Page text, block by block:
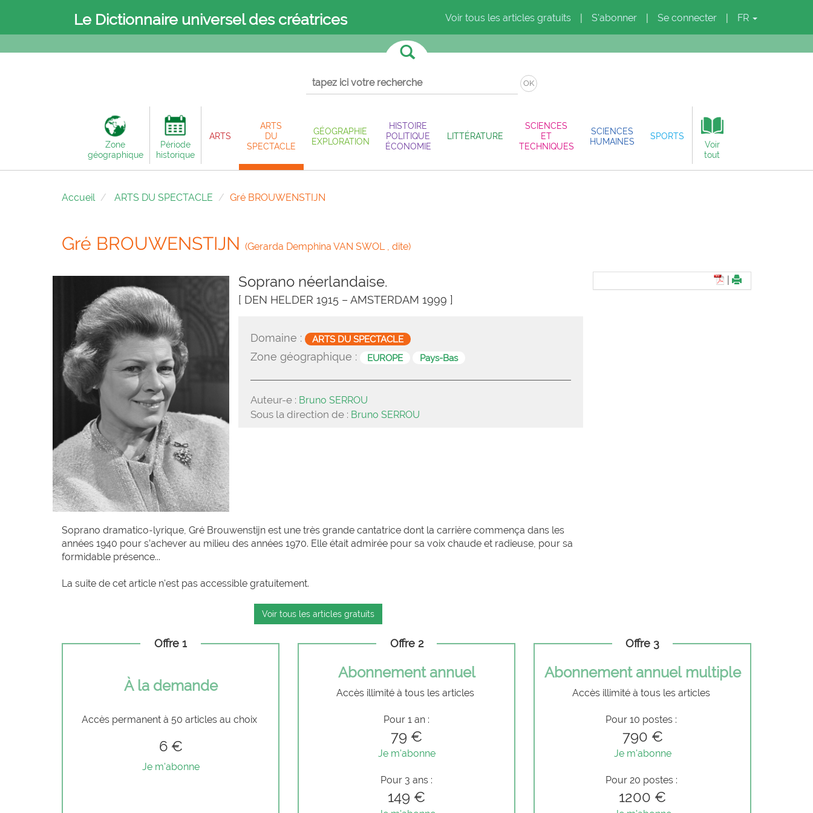
Le Dictionnaire universel des créatrices Voir tous les articles gratuits S'abonner Se connecter FR
OK
Zone
géographique
Période
historique
ARTS
ARTS
DU
SPECTACLE
GÉOGRAPHIE
EXPLORATION
HISTOIRE
POLITIQUE
ÉCONOMIE
LITTÉRATURE
SCIENCES
ET
TECHNIQUES
SCIENCES
HUMAINES
SPORTS
Voir
tout
Accueil ARTS DU SPECTACLE Gré BROUWENSTIJN
Gré BROUWENSTIJN (Gerarda Demphina VAN SWOL , dite)
Soprano néerlandaise.
[ DEN HELDER 1915 – AMSTERDAM 1999 ]
Domaine : ARTS DU SPECTACLE
Zone géographique : EUROPE Pays-Bas
Auteur-e : Bruno SERROU
Sous la direction de : Bruno SERROU
Soprano dramatico-lyrique, Gré Brouwenstijn est une très grande cantatrice dont la carrière commença dans les
années 1940 pour s’achever au milieu des années 1970. Elle était admirée pour sa voix chaude et radieuse, pour sa
formidable présence...
La suite de cet article n'est pas accessible gratuitement.
Voir tous les articles gratuits
Offre 1
À la demande
Accès permanent à 50 articles au choix
6 €
Je m'abonne
Offre 2
Abonnement annuel
Accès illimité à tous les articles
Pour 1 an :
79 €
Je m'abonne
Pour 3 ans :
149 €
Offre 3
Abonnement annuel multiple
Accès illimité à tous les articles
Pour 10 postes :
790 €
Je m'abonne
Pour 20 postes :
1200 €